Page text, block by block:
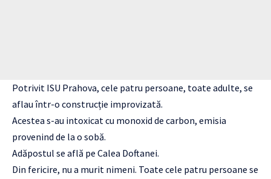
Potrivit ISU Prahova, cele patru persoane, toate adulte, se
aflau într-o construcție improvizată.
Acestea s-au intoxicat cu monoxid de carbon, emisia
provenind de la o sobă.
Adăpostul se află pe Calea Doftanei.
Din fericire, nu a murit nimeni. Toate cele patru persoane se